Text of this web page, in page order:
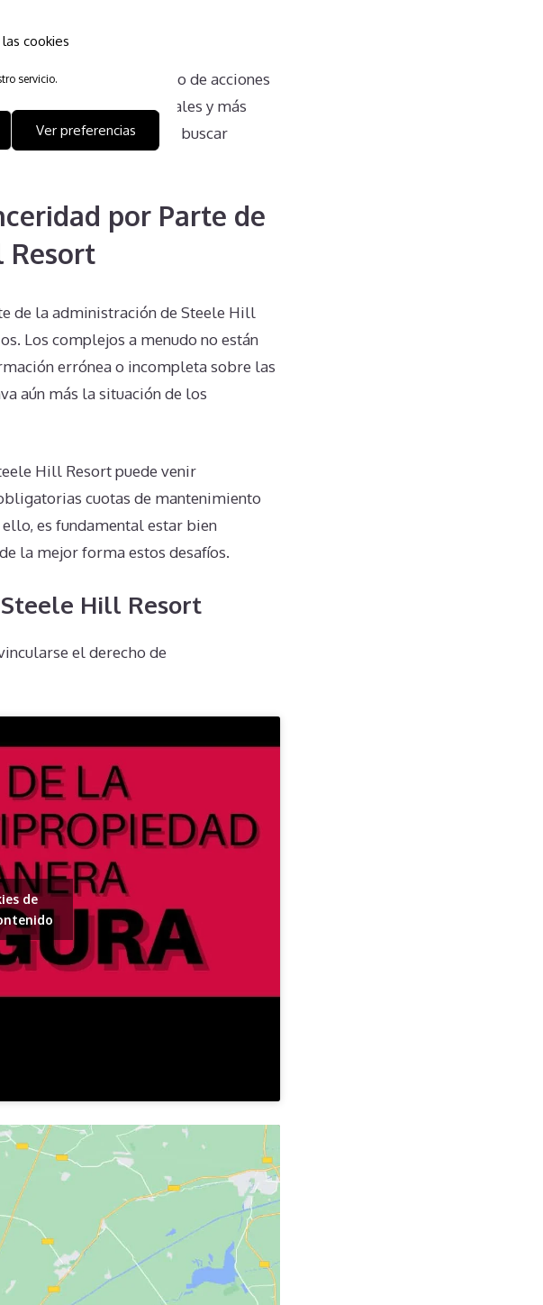
cookies
servicio.
Ver preferencias
legalmente. Este tipo de acciones
procedimientos legales y más
una opción viable y que buscar
por Parte de
Resort
de la administración de Steele Hill
Los complejos a menudo no están
errónea o incompleta sobre las
aún más la situación de los
Hill Resort puede venir
cuotas de mantenimiento
es fundamental estar bien
la mejor forma estos desafíos.
Hill Resort
el derecho de
de